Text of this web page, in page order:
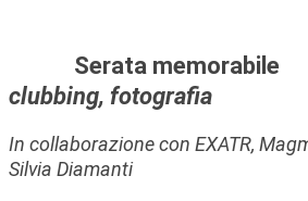
Serata memorabile
clubbing, fotografia
In collaborazione con EXATR,
Silvia Diamanti